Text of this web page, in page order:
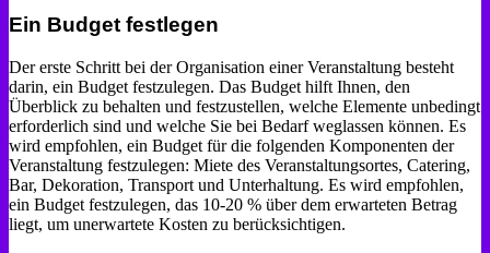
Ein Budget festlegen
Der erste Schritt bei der Organisation einer Veranstaltung besteht
darin, ein Budget festzulegen. Das Budget hilft Ihnen, den
Überblick zu behalten und festzustellen, welche Elemente unbedingt
erforderlich sind und welche Sie bei Bedarf weglassen können. Es
wird empfohlen, ein Budget für die folgenden Komponenten der
Veranstaltung festzulegen: Miete des Veranstaltungsortes, Catering,
Bar, Dekoration, Transport und Unterhaltung. Es wird empfohlen,
ein Budget festzulegen, das 10-20 % über dem erwarteten Betrag
liegt, um unerwartete Kosten zu berücksichtigen.